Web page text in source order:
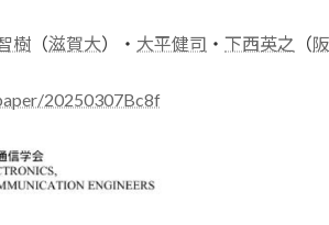
樹 （滋賀大）・ 大平健司 ・ 下西英之 （
20250307Bc8f